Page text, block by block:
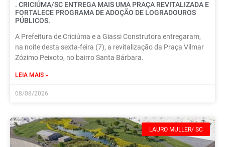
. CRICIÚMA/SC ENTREGA MAIS UMA PRAÇA REVITALIZADA E
FORTALECE PROGRAMA DE ADOÇÃO DE LOGRADOUROS
PÚBLICOS.
A Prefeitura de Criciúma e a Giassi Construtora entregaram,
na noite desta sexta-feira (7), a revitalização da Praça Vilmar
Zózimo Peixoto, no bairro Santa Bárbara.
LEIA MAIS »
08/08/2026
LAURO MULLER/ SC